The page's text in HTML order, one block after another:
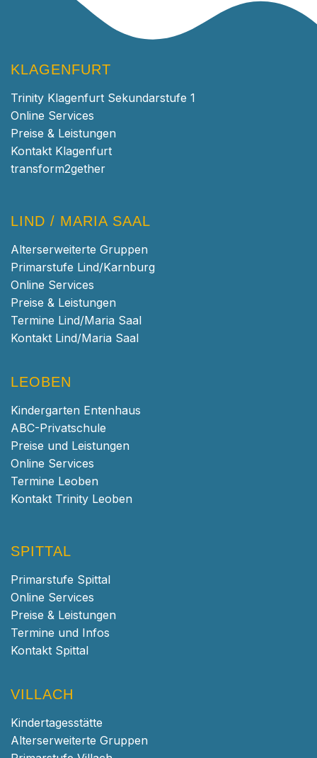
KLAGENFURT
Trinity Klagenfurt Sekundarstufe 1
Online Services
Preise & Leistungen
Kontakt Klagenfurt
transform2gether
LIND / MARIA SAAL
Alterserweiterte Gruppen
Primarstufe Lind/Karnburg
Online Services
Preise & Leistungen
Termine Lind/Maria Saal
Kontakt Lind/Maria Saal
LEOBEN
Kindergarten Entenhaus
ABC-Privatschule
Preise und Leistungen
Online Services
Termine Leoben
Kontakt Trinity Leoben
SPITTAL
Primarstufe Spittal
Online Services
Preise & Leistungen
Termine und Infos
Kontakt Spittal
VILLACH
Kindertagesstätte
Alterserweiterte Gruppen